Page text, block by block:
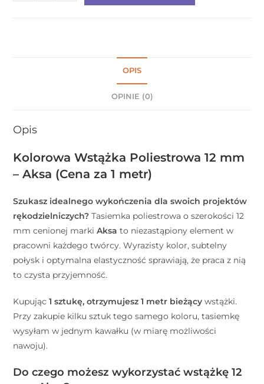
OPIS
OPINIE (0)
Opis
Kolorowa Wstążka Poliestrowa 12 mm
– Aksa (Cena za 1 metr)
Szukasz idealnego wykończenia dla swoich projektów
rękodzielniczych? Tasiemka poliestrowa o szerokości 12
mm cenionej markiAksa to niezastąpiony element w
pracowni każdego twórcy. Wyrazisty kolor, subtelny
połysk i optymalna elastyczność sprawiają, że praca z nią
to czysta przyjemność.
Kupując1 sztukę, otrzymujesz 1 metr bieżący wstążki.
Przy zakupie kilku sztuk tego samego koloru, tasiemkę
wysyłam w jednym kawałku (w miarę możliwości
nawoju).
Do czego możesz wykorzystać wstążkę 12